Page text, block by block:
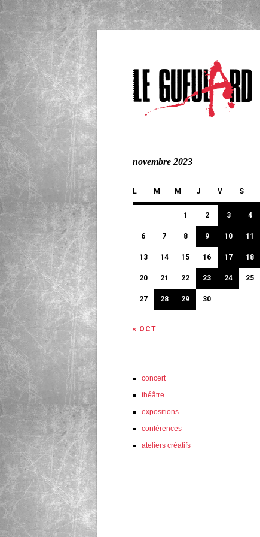
novembre 2023
L M M J V S
« OCT
1 2 3 4
6 7 8 9 10 11
13 14 15 16 17 18
20 21 22 23 24 25
27 28 29 30
concert
théâtre
expositions
conférences
ateliers créatifs